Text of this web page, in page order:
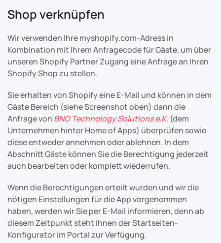
Shop verknüpfen
Wir verwenden Ihre myshopify.com-Adress in
Kombination mit Ihrem Anfragecode für Gäste, um über
unseren Shopify Partner Zugang eine Anfrage an Ihren
Shopify Shop zu stellen.
Sie erhalten von Shopify eine E-Mail und können in dem
Gäste Bereich (siehe Screenshot oben) dann die
Anfrage von BNO Technology Solutions e.K. (dem
Unternehmen hinter Home of Apps) überprüfen sowie
diese entweder annehmen oder ablehnen. In dem
Abschnitt Gäste können Sie die Berechtigung jederzeit
auch bearbeiten oder komplett wiederrufen.
Wenn die Berechtigungen erteilt wurden und wir die
nötigen Einstellungen für die App vorgenommen
haben, werden wir Sie per E-Mail informieren, denn ab
diesem Zeitpunkt steht Ihnen der Startseiten-
Konfigurator im Portal zur Verfügung.